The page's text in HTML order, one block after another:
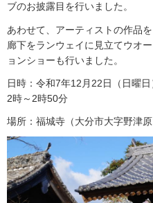
ブのお披露目を行いました。
あわせて、アーティストの作品
廊下をランウェイに見立てウオ
ョンショーも行いました。
日時：令和7年12月22日（日曜
2時～2時50分
場所：福城寺（大分市大字野津原